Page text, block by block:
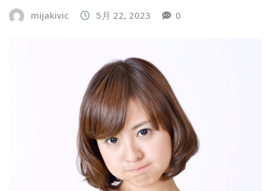
mijakivic 5月 22, 2023 0